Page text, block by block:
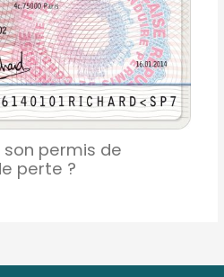
permis de
perte ?